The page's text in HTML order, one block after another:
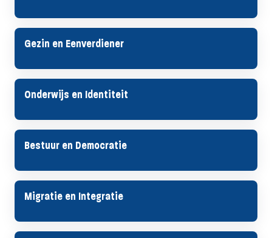
Gezin en Eenverdiener
Onderwijs en Identiteit
Bestuur en Democratie
Migratie en Integratie